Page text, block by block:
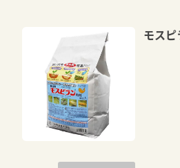
モス